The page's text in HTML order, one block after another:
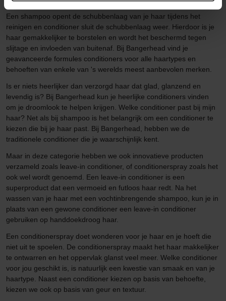
Een shampoo opent de schubbenlaag van je haar tijdens het
reinigen en conditioner sluit de schubbenlaag weer. Hierdoor is je
haar gemakkelijker te borstelen en wordt het beschermd tegen
slijtage en invloeden van buitenaf. Bij Bangerhead vind je
geavanceerde formules conditioners voor alle haartypes en
behoeften van enkele van 's werelds meest aanbevolen merken.
Is er niets heerlijker dan verzorgd haar dat glad, glanzend en
levendig is? Bij Bangerhead kun je heerlijke conditioners vinden
om je droomlook te helpen krijgen. Welke conditioner past bij mijn
haar? Net als bij shampoo is het belangrijk om een conditioner te
kiezen die bij je haar past. Bij Bangerhead, hebben we de
traditionele conditioner die je waarschijnlijk kent.
Maar in deze categorie hebben we ook innovatieve producten
verzameld zoals leave-in conditioner, of conditionerspray zoals het
ook wel wordt genoemd. Een leave-in conditioner is een
superproduct dat een vermoeid en futloos haar redt. Na het
wassen van je haar met een vochtinbrengende shampoo, kun je in
plaats van een gewone conditioner een leave-in conditioner
gebruiken op handdoekdroog haar.
Een conditionerspray doet wonderen voor je haar en je hoeft die
niet uit te spoelen. De conditionerspray maakt het haar makkelijker
te ontwarren en het oppervlak glanst veel meer. Welke conditioner
voor jou geschikt is, is natuurlijk een kwestie van smaak en van je
haartype. Naast een conditioner kiezen op basis van behoefte,
kiezen we ook op basis van geur en textuur.